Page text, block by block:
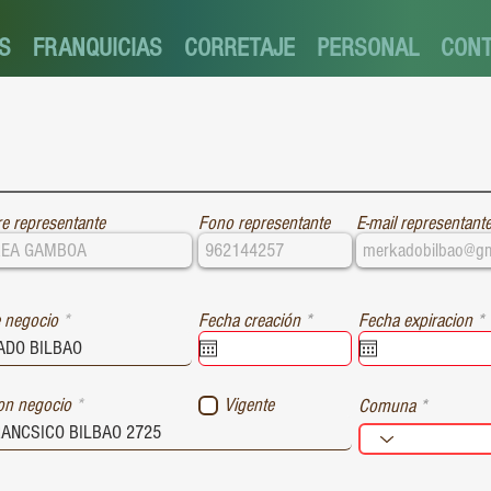
FRANQUICIAS CORRETAJE PERSONAL
representante Fono representante E-mail representante
negocio Fecha creación *r
e
d
Fecha expiracion *r
e
r
d
negocio Comuna
Vigente